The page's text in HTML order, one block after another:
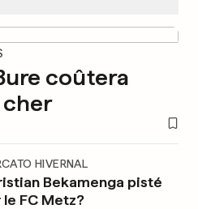
coûtera
cher
HIVERNAL
Bekamenga pisté
le FC Metz?